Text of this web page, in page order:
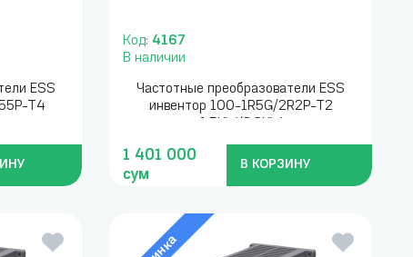
ESS
T4
Код: 4167
В наличии
Частотные преобразователи ESS
инвентор 100-1R5G/2R2P-T2
1 401 000
сум
В КОРЗИНУ